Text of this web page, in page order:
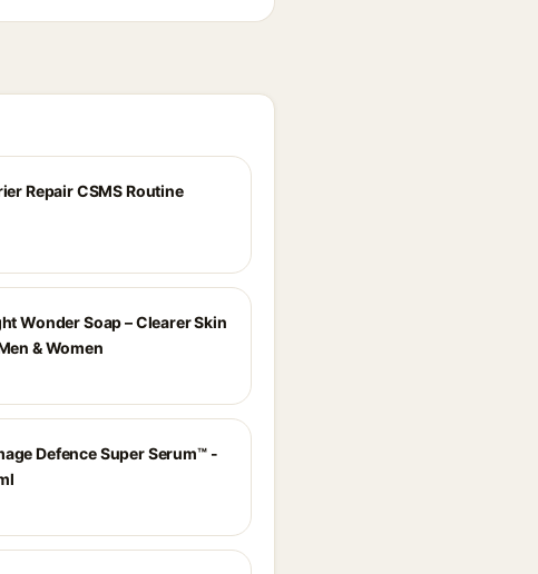
Repair CSMS Routine
Wonder Soap – Clearer Skin
& Women
Defence Super Serum™ -